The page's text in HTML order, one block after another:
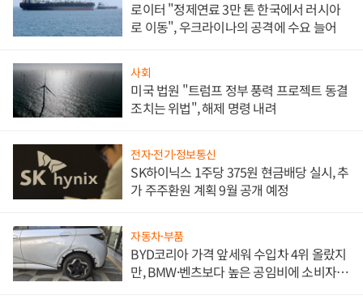
로이터 "정제연료 3만 톤 한국에서 러시아
로 이동", 우크라이나의 공격에 수요 늘어
사회
미국 법원 "트럼프 정부 풍력 프로젝트 동결
조치는 위법", 해제 명령 내려
전자·전기·정보통신
SK하이닉스 1주당 375원 현금배당 실시, 추
가 주주환원 계획 9월 공개 예정
자동차·부품
BYD코리아 가격 앞세워 수입차 4위 올랐지
만, BMW·벤츠보다 높은 공임비에 소비자